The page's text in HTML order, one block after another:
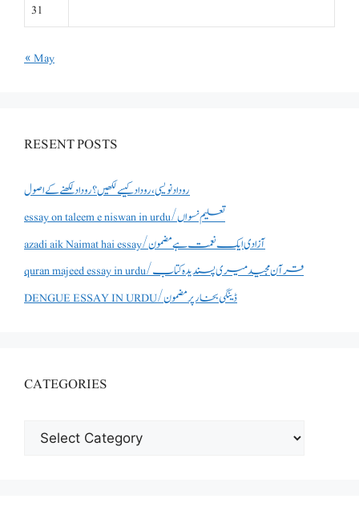
31
« May
RESENT POSTS
روداد نویسی ،روداد کیسے لکھیں؟ روداد لکھنے کے اصول
essay on taleem e niswan in urdu/تعلیم نسواں
azadi aik Naimat hai essay/آزادی ایک نعمت ہے مضمون
quran majeed essay in urdu/قرآن مجید میری پسندیدہ کتاب
DENGUE ESSAY IN URDU/ڈینگی بخار پر مضمون
CATEGORIES
CATEGORIES